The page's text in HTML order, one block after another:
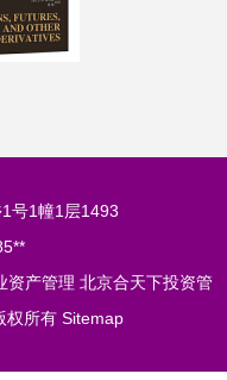
号1幢1层1493
资产管理 北京合天下投资管
权所有 Sitemap